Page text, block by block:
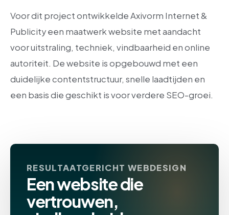
Voor dit project ontwikkelde Axivorm Internet &
Publicity een maatwerk website met aandacht
voor uitstraling, techniek, vindbaarheid en online
autoriteit. De website is opgebouwd met een
duidelijke contentstructuur, snelle laadtijden en
een basis die geschikt is voor verdere SEO-groei.
RESULTAATGERICHT WEBDESIGN
Een website die
vertrouwen,